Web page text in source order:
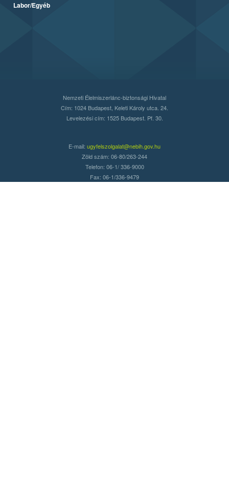
Labor/Egyéb
Nemzeti Élelmiszerlánc-biztonsági Hivatal
Cím: 1024 Budapest, Keleti Károly utca. 24.
Levelezési cím: 1525 Budapest. Pf. 30.
E-mail: ugyfelszolgalat@nebih.gov.hu
Zöld szám: 06-80/263-244
Telefon: 06-1/ 336-9000
Fax: 06-1/336-9479